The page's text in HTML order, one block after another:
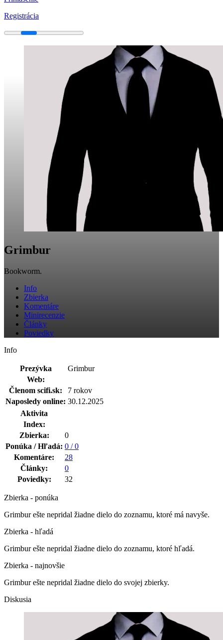
Registrácia
Grimbur
Bookworm.
Info
Zbierka
Komentáre
Minirecenzie
Články
Poviedky
Info
Prezývka
Grimbur
Web:
Členom scifi.sk:
7 rokov
Naposledy online: 30.12.2025
Aktivita
Index:
Zbierka:
0
Ponúka / Hľadá: 0 / 0
Komentáre:
28
Články:
0
Poviedky:
32
Zbierka - ponúka
Grimbur ešte nepridal žiadne dielo do zoznamu, ktoré má navyše.
Zbierka - hľadá
Grimbur ešte nepridal žiadne dielo do zoznamu, ktoré hľadá.
Zbierka - najnovšie
Grimbur ešte nepridal žiadne dielo do svojej zbierky.
Diskusia